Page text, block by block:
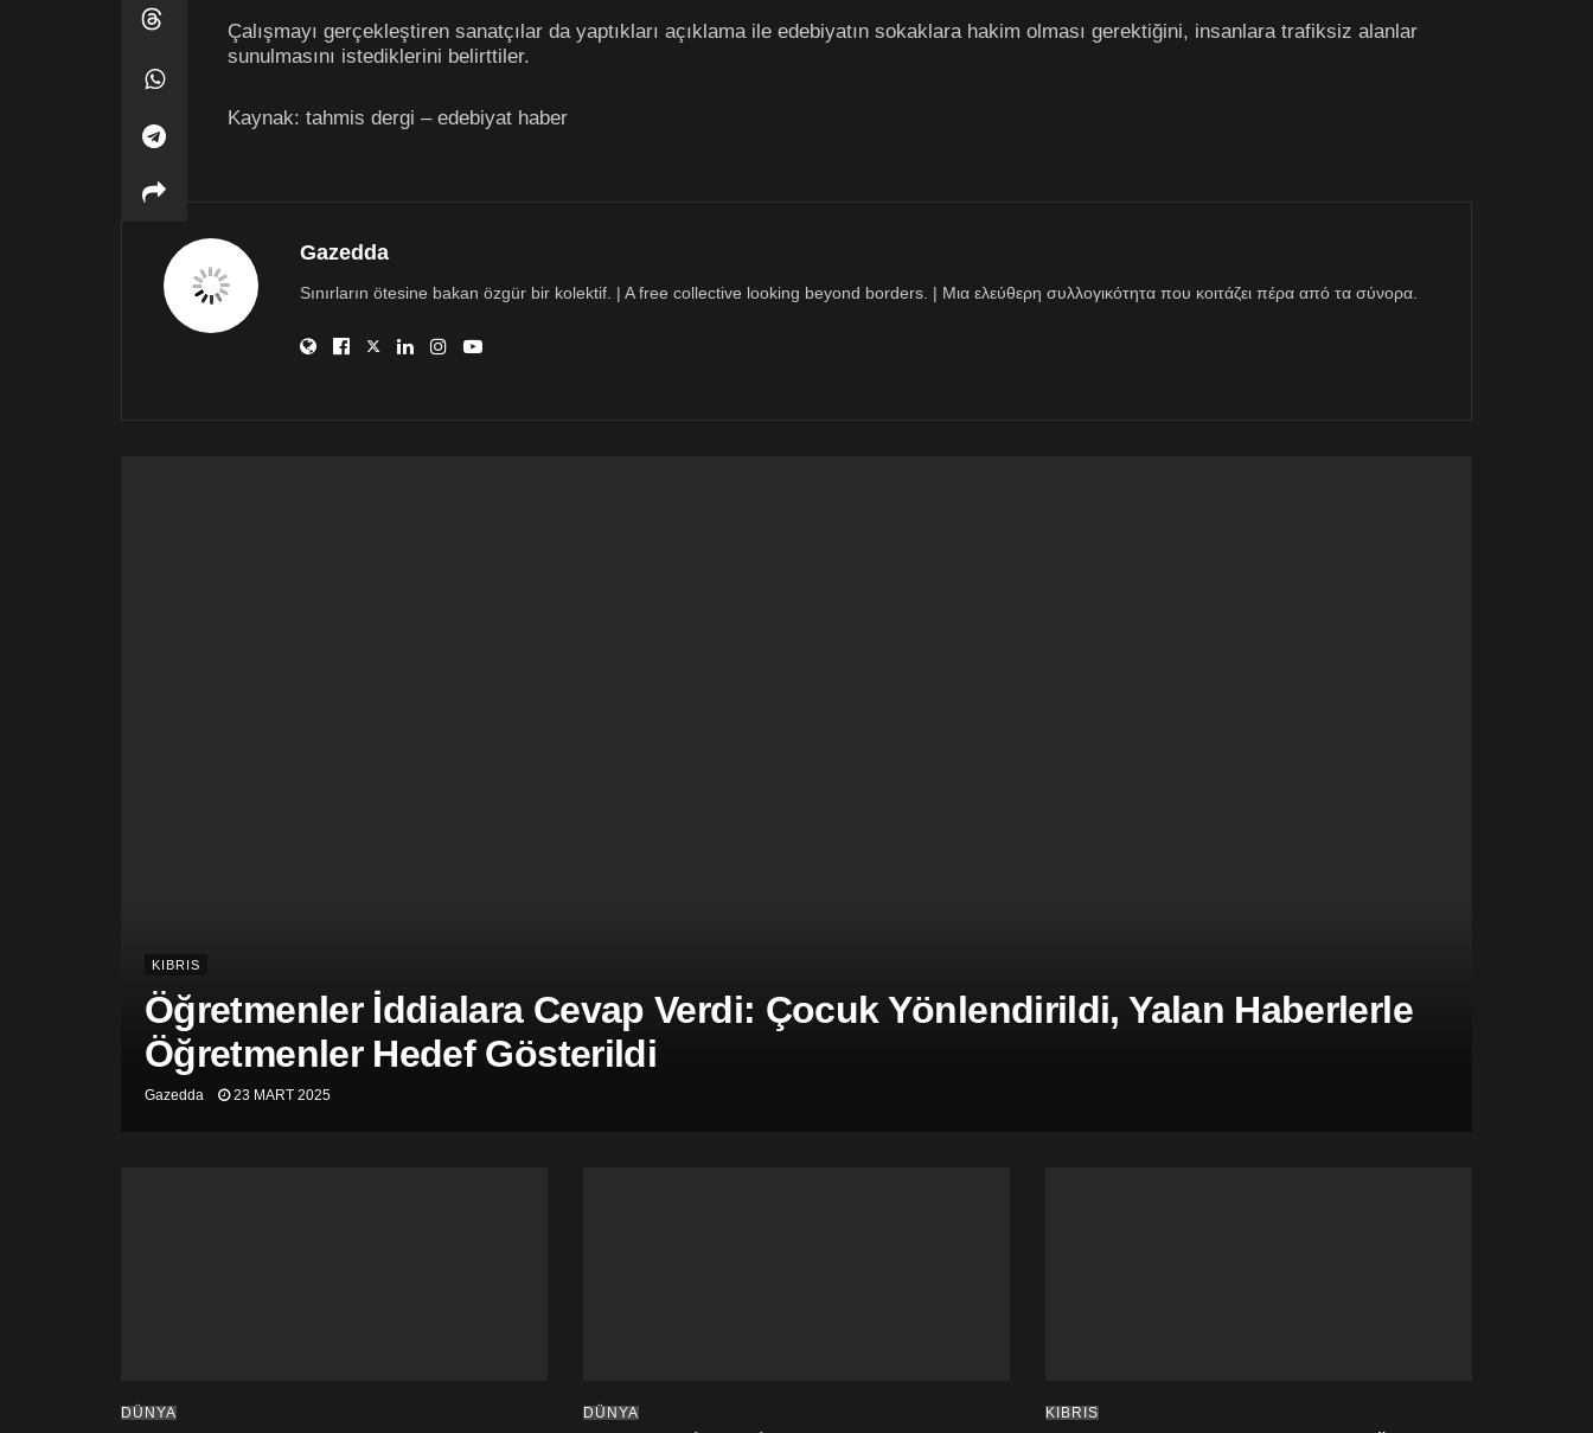
Çalışmayı gerçekleştiren sanatçılar da yaptıkları açıklama ile edebiyatın sokaklara hakim olması gerektiğini, insanlara trafiksiz alanlar
sunulmasını istediklerini belirttiler.
Kaynak: tahmis dergi – edebiyat haber
Gazedda
Sınırların ötesine bakan özgür bir kolektif. | A free collective looking beyond borders. | Μια ελεύθερη συλλογικότητα που κοιτάζει πέρα από τα σύνορα.
KIBRIS
Öğretmenler İddialara Cevap Verdi: Çocuk Yönlendirildi, Yalan Haberlerle
Öğretmenler Hedef Gösterildi
Gazedda 23 MART 2025
DÜNYA DÜNYA KIBRIS